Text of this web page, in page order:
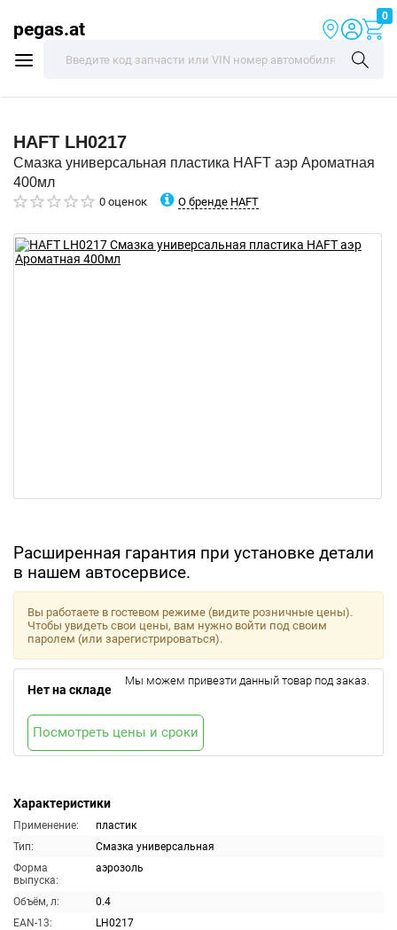
pegas.at
0
HAFT LH0217
Смазка универсальная пластика HAFT аэр Ароматная
400мл
0 оценок О бренде HAFT
Расширенная гарантия при установке детали
в нашем автосервисе.
Характеристики
Применение:
пластик
Тип:
Смазка универсальная
Форма
выпуска:
аэрозоль
Объём, л:
0.4
EAN-13:
LH0217
Вы работаете в гостевом режиме (видите розничные цены).
Чтобы увидеть свои цены, вам нужно войти под своим
паролем (или зарегистрироваться).
Нет на складе
Мы можем привезти данный товар под заказ.
Посмотреть цены и сроки